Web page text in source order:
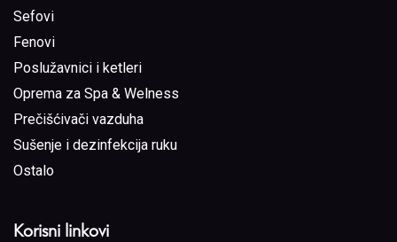
Sefovi
Fenovi
Poslužavnici i ketleri
Oprema za Spa & Welness
Prečišćivači vazduha
Sušenje i dezinfekcija ruku
Ostalo
Korisni linkovi